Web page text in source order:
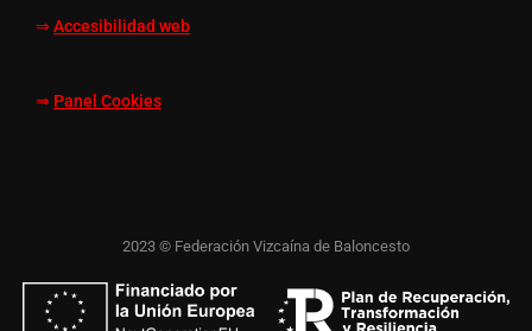
⇒ Accesibilidad web
⇒ Panel Cookies
2023 © Federación Vizcaína de Baloncesto